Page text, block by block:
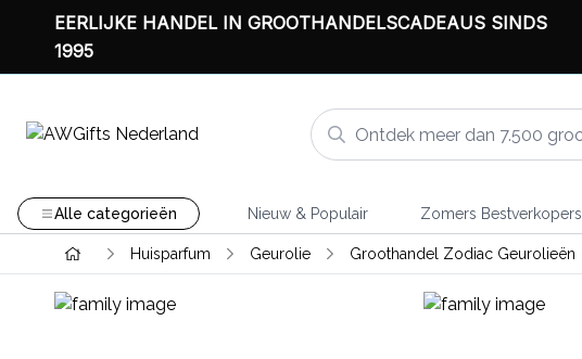
EERLIJKE HANDEL IN GROOTHANDELSCADEAUS SINDS
1995
Alle categorieën Nieuw & Populair Zomers Bestverkopers
Huisparfum Geurolie Groothandel Zodiac Geurolieën